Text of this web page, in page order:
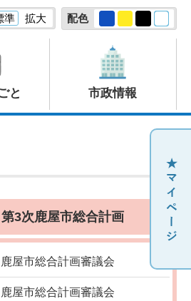
準 拡大 配色
と 市政情報
第3次鹿屋市総合計画
屋市総合計画審議会
屋市総合計画審議会